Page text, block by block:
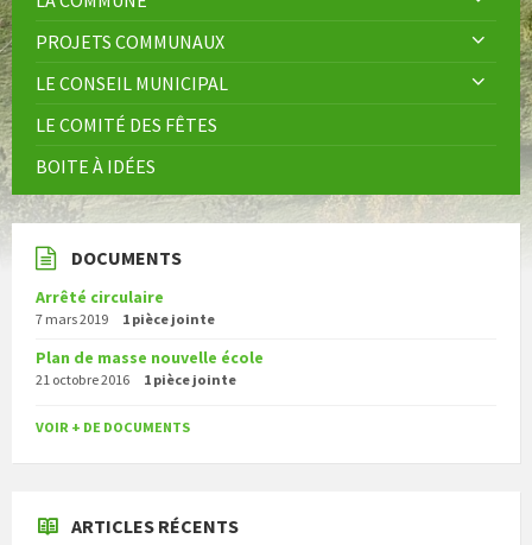
PROJETS COMMUNAUX
LE CONSEIL MUNICIPAL
LE COMITÉ DES FÊTES
BOITE À IDÉES
DOCUMENTS
Arrêté circulaire
7 mars 2019 1 pièce jointe
Plan de masse nouvelle école
21 octobre 2016 1 pièce jointe
VOIR + DE DOCUMENTS
ARTICLES RÉCENTS